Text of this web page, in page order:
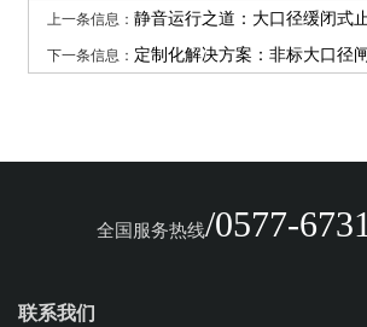
上一条信息： 静音运行之道：大口径缓闭式
下一条信息： 定制化解决方案：非标大口径
全国服务热线/0577-
联系我们